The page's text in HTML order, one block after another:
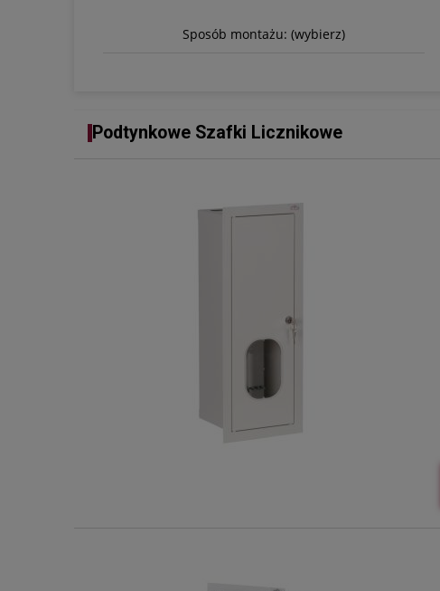
Sposób montażu: (wybierz)
Podtynkowe Szafki Licznikowe